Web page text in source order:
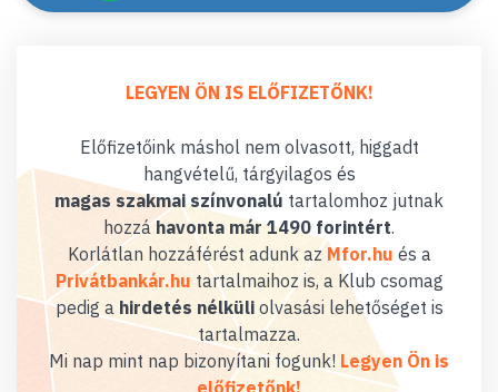
LEGYEN ÖN IS ELŐFIZETŐNK!
Előfizetőink máshol nem olvasott, higgadt
hangvételű, tárgyilagos és
magas szakmai színvonalú tartalomhoz jutnak
hozzáhavonta már 1490 forintért.
Korlátlan hozzáférést adunk az Mfor.hu és a
Privátbankár.hu tartalmaihoz is, a Klub csomag
pedig a hirdetés nélküliolvasási lehetőséget is
tartalmazza.
Mi nap mint nap bizonyítani fogunk! Legyen Ön is